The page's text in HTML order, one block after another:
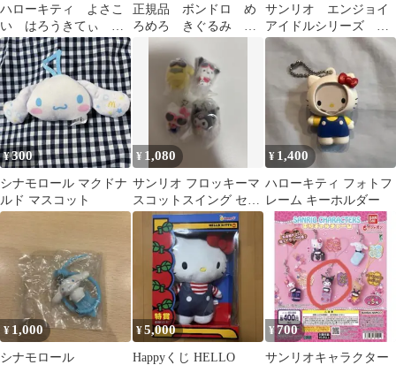
ハローキティ よさこ
い はろうきてぃ 高
知限定 ストラップ
正規品 ボンドロ め
ろめろ きぐるみ う
るちゅるサンリオ シ
ール3枚セット
サンリオ エンジョイ
アイドルシリーズ ポ
チャッコ
¥300
シナモロール マクドナ
ルド マスコット
¥ 1,080
サンリオ フロッキーマ
スコットスイング セミ
コンプリートセット
¥ 1,400
ハローキティ フォトフ
レーム キーホルダー
¥ 1,000
シナモロール
¥5,000
Happyくじ HELLO
¥700
サンリオキャラクター